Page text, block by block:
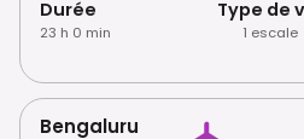
Durée
23 h 0 min
Type de
1 escale
Bengaluru